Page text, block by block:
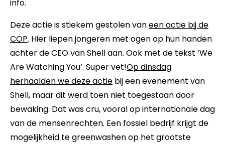
info.
Deze actie is stiekem gestolen vaneen actie bij de
COP. Hier liepen jongeren met ogen op hun handen
achter de CEO van Shell aan. Ook met de tekst ‘We
Are Watching You’. Super vet!Op dinsdag
herhaalden we deze actie bij een evenement van
Shell, maar dit werd toen niet toegestaan door
bewaking. Dat was cru, vooral op internationale dag
van de mensenrechten. Een fossiel bedrijf krijgt de
mogelijkheid te greenwashen op het grootste